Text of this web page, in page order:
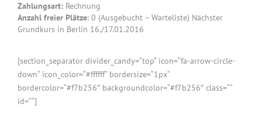
Zahlungsart: Rechnung
Anzahl freier Plätze: 0 (Ausgebucht – Warteliste) Nächster
Grundkurs in Berlin 16./17.01.2016
[section_separator divider_candy=“top“ icon=“fa-arrow-circle-
down“ icon_color=“#ffffff“ bordersize=“1px“
bordercolor=“#f7b256″ backgroundcolor=“#f7b256″ class=““
id=““]